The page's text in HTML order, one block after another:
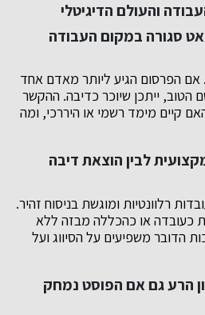
והעולם הדיגיטלי
סגורה במקום העבודה
אם הפרסום הגיע ליותר מאדם אחד
הטוב, ייתכן שיוכר כדיבה. ההקשר
קיים מימד רשמי או היררכי, ומה
לבין הוצאת דיבה
רלוונטיות ומוגשת בניסוח זהיר.
כעובדה או כהכללה מבזה ללא
הדובר משפיעים על הסיווג ועל
הרע גם אם הפוסט נמחק